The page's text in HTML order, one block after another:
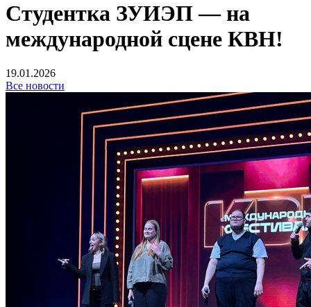
Студентка ЗУИЭП — на
международной сцене КВН!
19.01.2026
Все новости